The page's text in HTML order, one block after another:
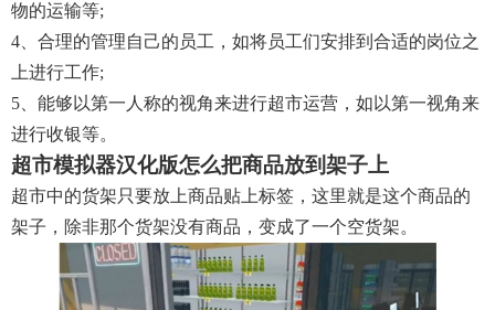
物的运输等;
4、合理的管理自己的员工，如将员工们安排到合适的岗位之
上进行工作;
5、能够以第一人称的视角来进行超市运营，如以第一视角来
进行收银等。
超市模拟器汉化版怎么把商品放到架子上
超市中的货架只要放上商品贴上标签，这里就是这个商品的
架子，除非那个货架没有商品，变成了一个空货架。